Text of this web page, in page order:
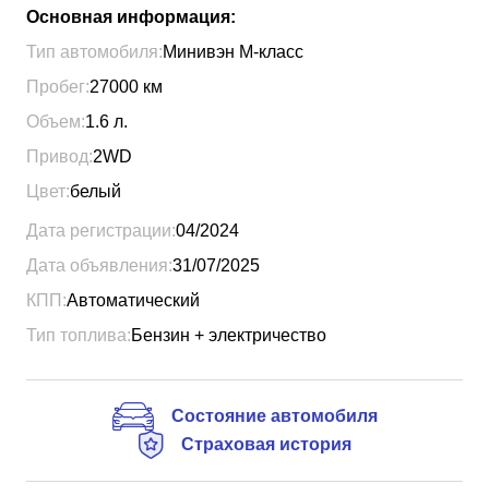
Основная информация:
Тип автомобиля:Минивэн М-класс
Пробег:27000 км
Объем:1.6 л.
Привод:2WD
Цвет:белый
Дата регистрации:04/2024
Дата объявления:31/07/2025
КПП:Автоматический
Тип топлива:Бензин + электричество
Состояние автомобиля
Страховая история